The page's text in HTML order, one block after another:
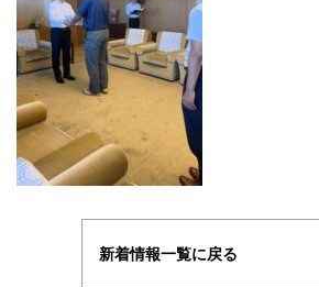
新着情報一覧に戻る